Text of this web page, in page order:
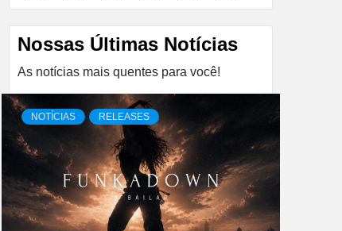
I
II
Nossas Últimas Notícias
As notícias mais quentes para você!
NOTÍCIAS RELEASES